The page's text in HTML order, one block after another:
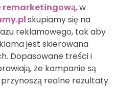
remarketingową, w
skupiamy się na
reklamowego, tak aby
jest skierowana
Dopasowane treści i
że kampanie są
realne rezultaty.